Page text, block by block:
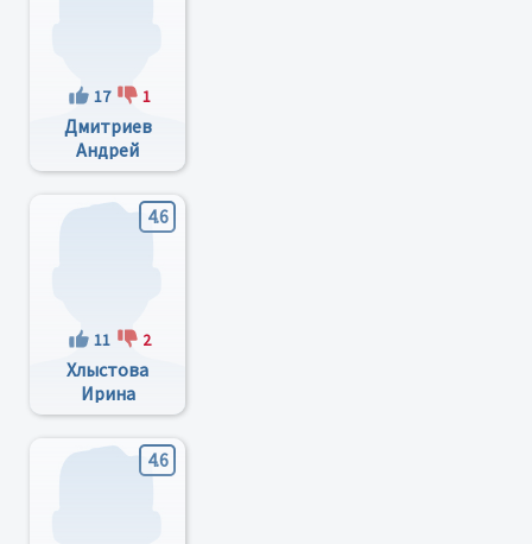
17 1
Дмитриев
Андрей
Анатольевич
4.6
11 2
Хлыстова
Ирина
Александровна
4.6